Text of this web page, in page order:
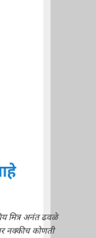
मित्र अनंत ढवळे
नक्कीच कोणती